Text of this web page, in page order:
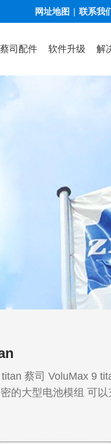
网址地图 | 联系我
蔡司配件 软件升级 解
的